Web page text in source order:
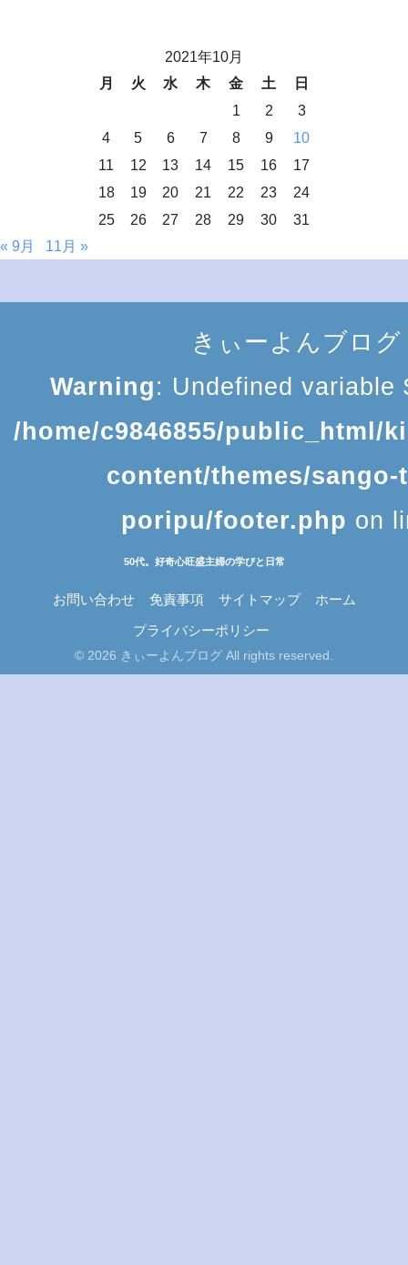
2021年10月
月
火 水 木 金 土
日
1
2
3
4
5 6 7 8 9
10
11
12 13 14 15 16
17
18
19 20 21 22 23
24
25
26 27 28 29 30
31
« 9月
11月 »
きぃーよんブログ
Warning: Undefined variable
/home/c9846855/public_html/
content/themes/sango-
poripu/footer.php on
50代。好奇心旺盛主婦の学びと日常
お問い合わせ 免責事項 サイトマップ ホーム
プライバシーポリシー
© 2026 きぃーよんブログ All rights reserved.